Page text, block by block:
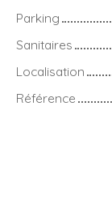
Parking
Sanitaires
Localisation
Référence